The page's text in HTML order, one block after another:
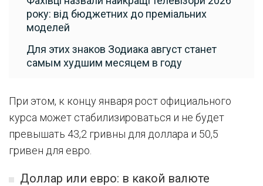
року: від бюджетних до преміальних
моделей
Для этих знаков Зодиака август станет
самым худшим месяцем в году
При этом, к концу января рост официального
курса может стабилизироваться и не будет
превышать 43,2 гривны для доллара и 50,5
гривен для евро.
Доллар или евро: в какой валюте